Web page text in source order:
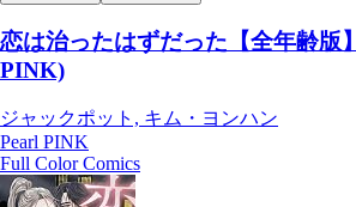
恋は治ったはずだった【全年齢版
PINK)
ジャックポット, キム・ヨンハン
Pearl PINK
Full Color Comics